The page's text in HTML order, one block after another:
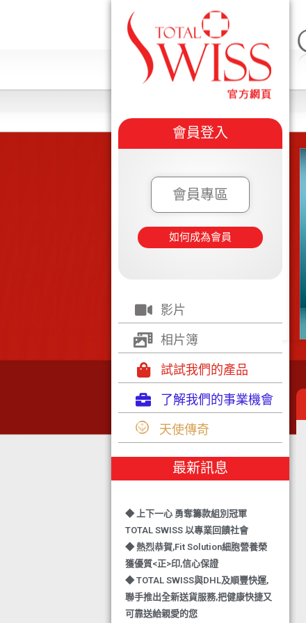
會員登入
會員專區
如何成為會員
影片
相片簿
試試我們的產品
了解我們的事業機會
天使傳奇
最新訊息
◆ TOTAL SWISS 勇奪 亞洲知識管理
學院 3項殊榮
◆ 熱烈恭賀-TOTAL SWISS 1日連奪2
獎,中銀香港環保優秀企業證書及星級
◆ 上下一心 勇奪籌款組別冠軍
TOTAL SWISS 以專業回饋社會
◆ 熱烈恭賀,Fit Solution細胞營養榮
獲優質<正>印,信心保證
◆ TOTAL SWISS與DHL及順豐快運,
聯手推出全新送貨服務,把健康快捷又
可靠送給親愛的您